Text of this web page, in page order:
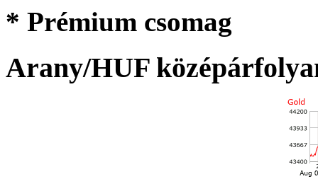
* Prémium csomag
Arany/HUF